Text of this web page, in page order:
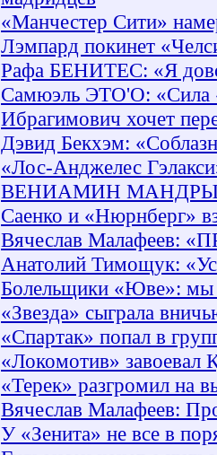
«Манчестер Сити»
Лэмпард покинет
Рафа БЕНИТЕС: «Я
Самюэль ЭТО'О: «Сила
Ибрагимович хочет
Дэвид Бекхэм:
«Лос-Анджелес
ВЕНИАМИН
Саенко и «Нюрнберг»
Вячеслав Малафеев:
Анатолий Тимощук:
Болельщики «Юве»: мы
«Звезда» сыграла
«Спартак» попал в
«Локомотив» завоевал
«Терек» разгромил на
Вячеслав Малафеев:
У «Зенита» не все в